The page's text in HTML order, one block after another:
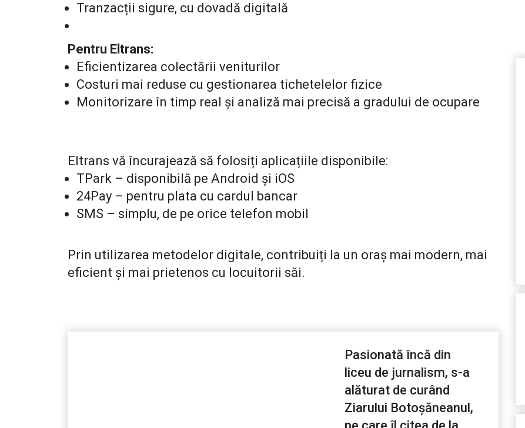
Tranzacții sigure, cu dovadă digitală
Pentru Eltrans:
Eficientizarea colectării veniturilor
Costuri mai reduse cu gestionarea tichetelelor fizice
Monitorizare în timp real și analiză mai precisă a gradului de ocupare
Eltrans vă încurajează să folosiți aplicațiile disponibile:
TPark – disponibilă pe Android și iOS
24Pay – pentru plata cu cardul bancar
SMS – simplu, de pe orice telefon mobil
Prin utilizarea metodelor digitale, contribuiți la un oraș mai modern, mai
eficient și mai prietenos cu locuitorii săi.
Pasionată încă din
liceu de jurnalism, s-a
alăturat de curând
Ziarului Botoșăneanul,